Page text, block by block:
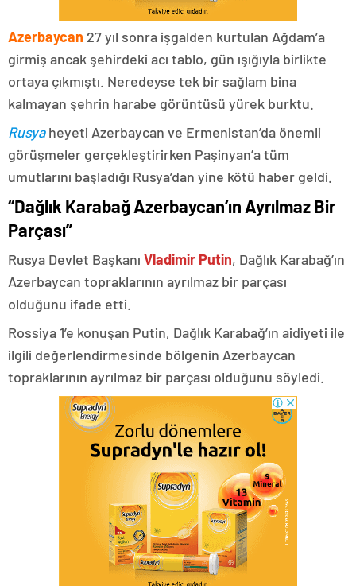
Azerbaycan 27 yıl sonra işgalden kurtulan Ağdam’a
girmiş ancak şehirdeki acı tablo, gün ışığıyla birlikte
ortaya çıkmıştı. Neredeyse tek bir sağlam bina
kalmayan şehrin harabe görüntüsü yürek burktu.
Rusyaheyeti Azerbaycan ve Ermenistan’da önemli
görüşmeler gerçekleştirirken Paşinyan’a tüm
umutlarını başladığı Rusya’dan yine kötü haber geldi.
“Dağlık Karabağ Azerbaycan’ın Ayrılmaz Bir
Parçası”
Rusya Devlet Başkanı Vladimir Putin, Dağlık Karabağ’ın
Azerbaycan topraklarının ayrılmaz bir parçası
olduğunu ifade etti.
Rossiya 1’e konuşan Putin, Dağlık Karabağ’ın aidiyeti ile
ilgili değerlendirmesinde bölgenin Azerbaycan
topraklarının ayrılmaz bir parçası olduğunu söyledi.